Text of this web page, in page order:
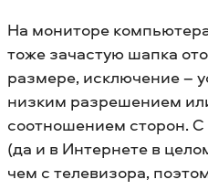
На мониторе
тоже зачастую шапка
размере, исключение –
низким разрешением
соотношением сторон.
(да и в Интернете в
чем с телевизора,